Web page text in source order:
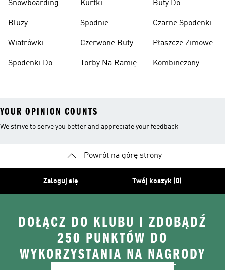
Snowboarding
Bluzy
Wiatrówki
Spodenki Do
Kurtki
Spodnie
Czerwone Buty
Torby Na Ramię
Buty Do
Czarne Spodenki
Płaszcze Zimowe
Kombinezony
YOUR OPINION COUNTS
We strive to serve you better and appreciate your feedback
Powrót na górę strony
Zaloguj się Twój koszyk (0)
DOŁĄCZ DO KLUBU I ZDOBĄDŹ
250 PUNKTÓW DO
WYKORZYSTANIA NA NAGRODY